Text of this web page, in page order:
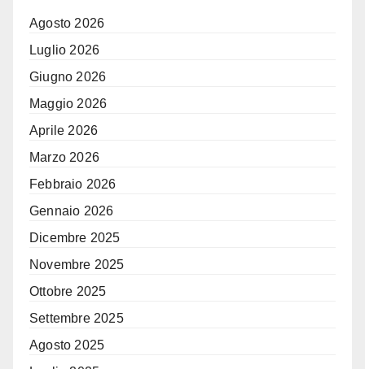
Agosto 2026
Luglio 2026
Giugno 2026
Maggio 2026
Aprile 2026
Marzo 2026
Febbraio 2026
Gennaio 2026
Dicembre 2025
Novembre 2025
Ottobre 2025
Settembre 2025
Agosto 2025